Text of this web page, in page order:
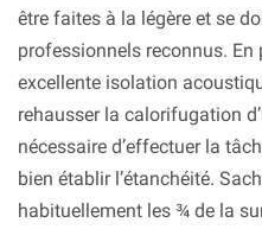
être faites à la légère et se
professionnels reconnus. En
excellente isolation
rehausser la calorifugation
nécessaire d’effectuer la
bien établir l’étanchéité.
habituellement les ¾ de la